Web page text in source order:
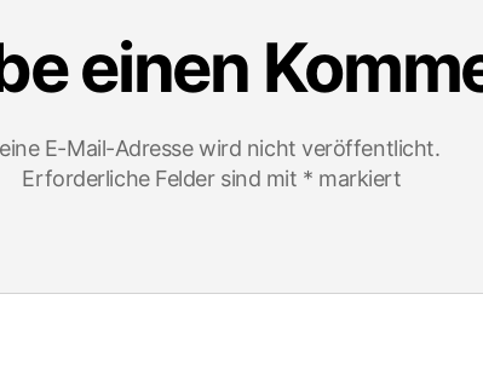
einen
E-Mail-Adresse wird nicht veröffentlicht.
Erforderliche Felder sind mit * markiert